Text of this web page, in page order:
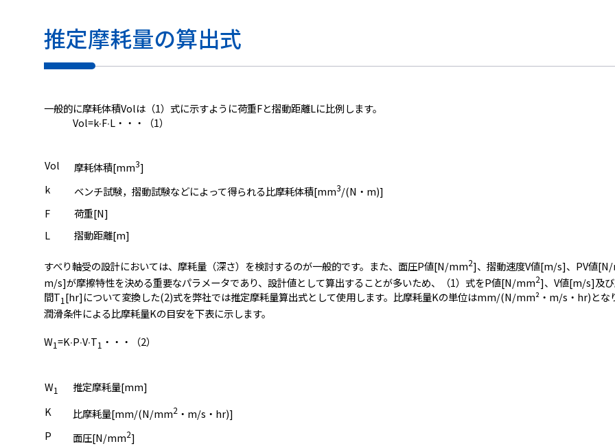
推定摩耗量の算出式
一般的に摩耗体積Volは（1）式に示すように荷重Fと摺動距離Lに比例します。
Vol=k∙F∙L・・・（1）
Vol 摩耗体積[mm3]
k
ベンチ試験，摺動試験などによって得られる比摩耗体積[mm3/(N・m)]
F
荷重[N]
L
摺動距離[m]
すべり軸受の設計においては、摩耗量（深さ）を検討するのが一般的です。また、面圧P値[N/mm2]、摺動速度V値[m/s]、PV値
m/s]が摩擦特性を決める重要なパラメータであり、設計値として算出することが多いため、（1）式をP値[N/mm2]、V値[m/s]及
間T1 [hr]について変換した(2)式を弊社では推定摩耗量算出式として使用します。比摩耗量Kの単位はmm/(N/mm²・m/s・hr)とな
潤滑条件による比摩耗量Kの目安を下表に示します。
W1=K∙P∙V∙T1 ・・・（2）
W1
推定摩耗量[mm]
K
比摩耗量[mm/(N/mm2 ・m/s・hr)]
P
面圧[N/mm2]